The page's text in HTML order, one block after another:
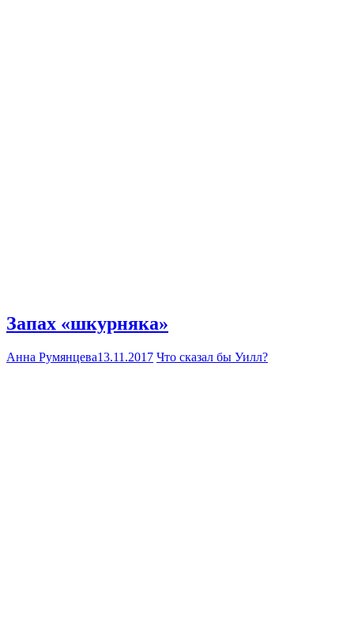
Запах «шкурняка»
Анна Румянцева13.11.2017 Что сказал бы Уилл?